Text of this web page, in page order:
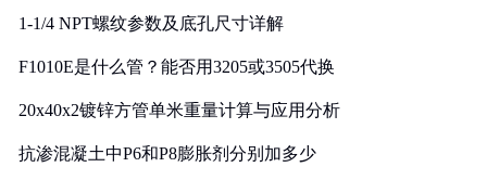
1-1/4 NPT螺纹参数及底孔尺寸详解
F1010E是什么管？能否用3205或3505代换
20x40x2镀锌方管单米重量计算与应用分析
抗渗混凝土中P6和P8膨胀剂分别加多少